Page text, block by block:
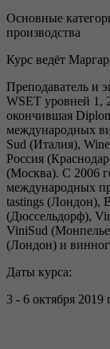
Основные
производства
Курс ведёт
Преподаватель и
WSET уровней 1,
окончившая
международных
Sud (Италия),
Россия
(Москва). С 2006
международных
tastings (Лондон),
(Дюссельдорф),
ViniSud
(Лондон) и
Даты курса:
3 - 6 октября 2019